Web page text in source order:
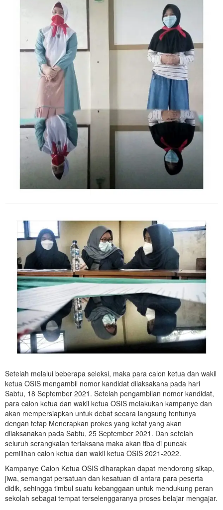
Setelah melalui beberapa seleksi, maka para calon ketua dan wakil
ketua OSIS mengambil nomor kandidat dilaksakana pada hari
Sabtu, 18 September 2021. Setelah pengambilan nomor kandidat,
para calon ketua dan wakil ketua OSIS melakukan kampanye dan
akan mempersiapkan untuk debat secara langsung tentunya
dengan tetap Menerapkan prokes yang ketat yang akan
dilaksanakan pada Sabtu, 25 September 2021. Dan setelah
seluruh serangkaian terlaksana maka akan tiba di puncak
pemilihan calon ketua dan wakil ketua OSIS 2021-2022.
Kampanye Calon Ketua OSIS diharapkan dapat mendorong sikap,
jiwa, semangat persatuan dan kesatuan di antara para peserta
didik, sehingga timbul suatu kebanggaan untuk mendukung peran
sekolah sebagai tempat terselenggaranya proses belajar mengajar.